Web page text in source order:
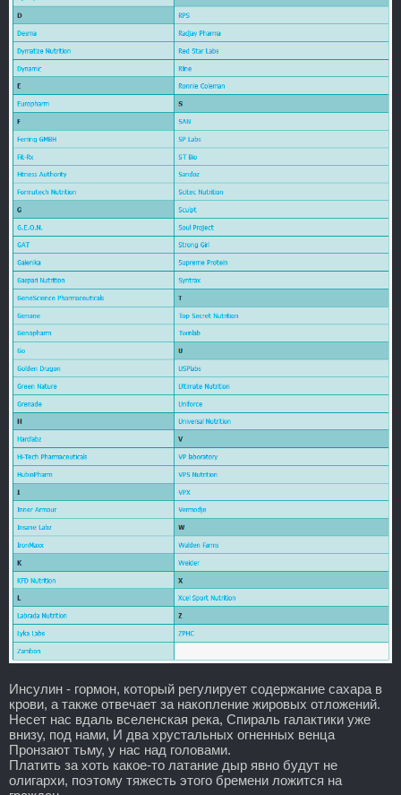
Инсулин - гормон, который регулирует содержание сахара в
крови, а также отвечает за накопление жировых отложений.
Несет нас вдаль вселенская река, Спираль галактики уже
внизу, под нами, И два хрустальных огненных венца
Пронзают тьму, у нас над головами.
Платить за хоть какое-то латание дыр явно будут не
олигархи, поэтому тяжесть этого бремени ложится на